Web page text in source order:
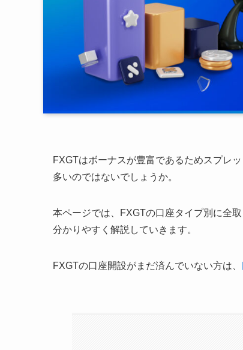
FXGTはボーナスが豊富であるためスプレ
多いのではないでしょうか。
本ページでは、FXGTの口座タイプ別に全
分かりやすく解説していきます。
FXGTの口座開設がまだ済んでいない方は、